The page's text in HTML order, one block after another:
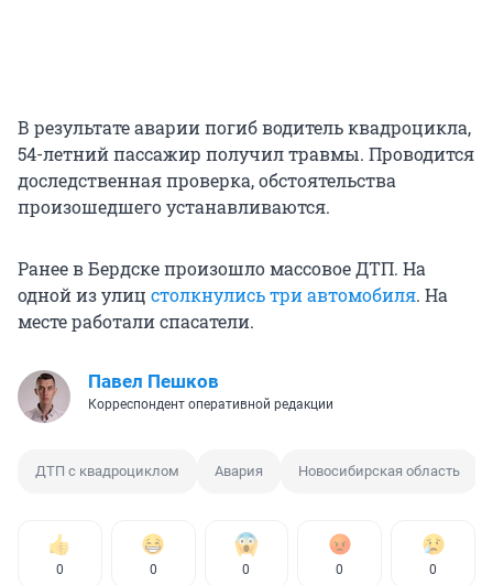
В результате аварии погиб водитель квадроцикла,
54-летний пассажир получил травмы. Проводится
доследственная проверка, обстоятельства
произошедшего устанавливаются.
Ранее в Бердске произошло массовое ДТП. На
одной из улиц столкнулись три автомобиля. На
месте работали спасатели.
Павел Пешков
Корреспондент оперативной редакции
ДТП с квадроциклом Авария Новосибирская область
0 0 0 0 0